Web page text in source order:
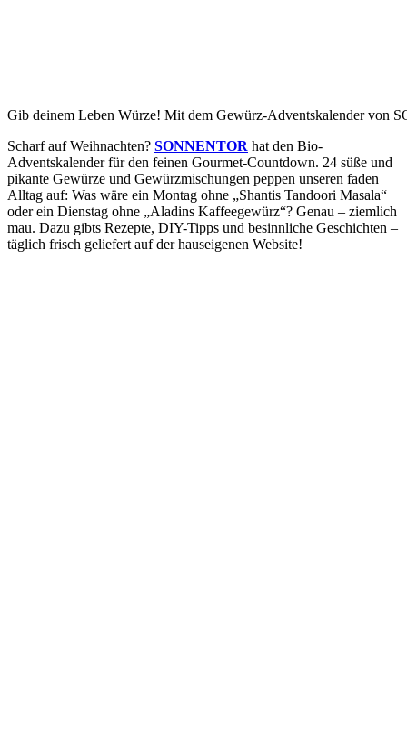
Gib deinem Leben Würze! Mit dem Gewürz-Adventskalender von
Scharf auf Weihnachten? SONNENTOR hat den Bio-
Adventskalender für den feinen Gourmet-Countdown. 24 süße und
pikante Gewürze und Gewürzmischungen peppen unseren faden
Alltag auf: Was wäre ein Montag ohne „Shantis Tandoori Masala“
oder ein Dienstag ohne „Aladins Kaffeegewürz“? Genau – ziemlich
mau. Dazu gibts Rezepte, DIY-Tipps und besinnliche Geschichten –
täglich frisch geliefert auf der hauseigenen Website!